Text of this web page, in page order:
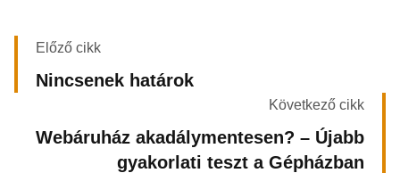
Előző cikk
Nincsenek határok
Következő cikk
Webáruház akadálymentesen? – Újabb
gyakorlati teszt a Gépházban